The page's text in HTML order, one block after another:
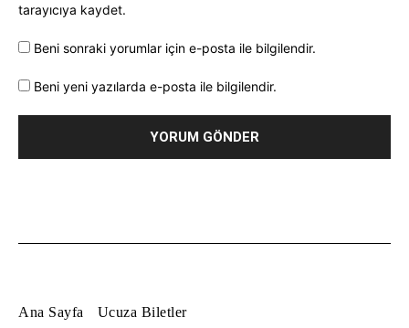
tarayıcıya kaydet.
Beni sonraki yorumlar için e-posta ile bilgilendir.
Beni yeni yazılarda e-posta ile bilgilendir.
Ana Sayfa Ucuza Biletler